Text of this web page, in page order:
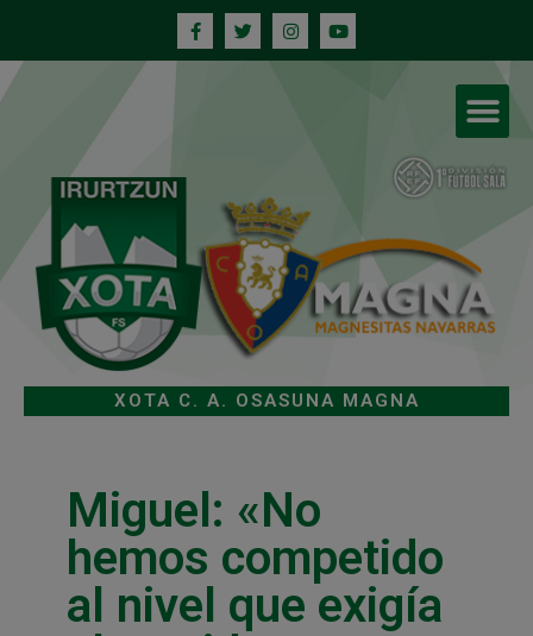
XOTA C. A. OSASUNA MAGNA
Miguel: «No
hemos competido
al nivel que exigía